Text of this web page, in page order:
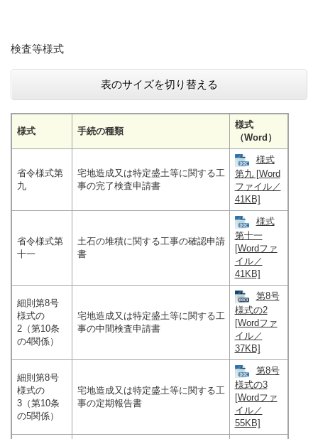
検査等様式
表のサイズを切り替える
様式 手続の種類
様式
（Word）
省令様式第
九
宅地造成又は特定盛土等に関する工
事の完了検査申請書
様式
第九 [Word
ファイル／
41KB]
省令様式第
十一
土石の堆積に関する工事の確認申請
書
様式
第十一
[Wordファ
イル／
41KB]
細則第8号
様式の
2（第10条
の4関係）
宅地造成又は特定盛土等に関する工
事の中間検査申請書
第8号
様式の2
[Wordファ
イル／
37KB]
細則第8号
様式の
3（第10条
の5関係）
宅地造成又は特定盛土等に関する工
事の定期報告書
第8号
様式の3
[Wordファ
イル／
55KB]